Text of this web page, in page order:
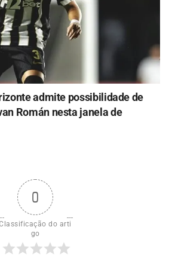
admite possibilidade de
Román nesta janela de
0
do arti
go